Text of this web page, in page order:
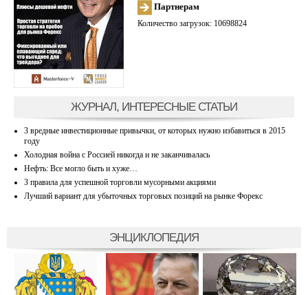
Партнерам
Количество загрузок: 10698824
ЖУРНАЛ, ИНТЕРЕСНЫЕ СТАТЬИ
3 вредные инвестиционные привычки, от которых нужно избавиться в 2015
году
Холодная война с Россией никогда и не заканчивалась
Нефть: Все могло быть и хуже…
3 правила для успешной торговли мусорными акциями
Лучший вариант для убыточных торговых позиций на рынке Форекс
ЭНЦИКЛОПЕДИЯ